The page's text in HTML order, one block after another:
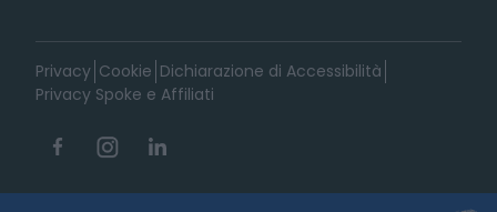
Privacy Cookie Dichiarazione di Accessibilità
Privacy Spoke e Affiliati